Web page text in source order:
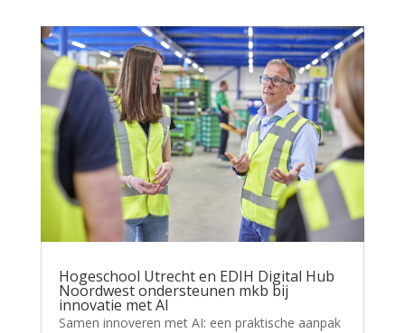
Hogeschool Utrecht en EDIH Digital Hub
Noordwest ondersteunen mkb bij
innovatie met AI
Samen innoveren met AI: een praktische aanpak